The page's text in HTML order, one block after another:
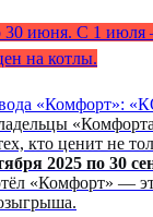
30 июня. С 1 июля
на котлы.
«Комфорт»:
кто ценит не
2025 по 30
«Комфорт» —